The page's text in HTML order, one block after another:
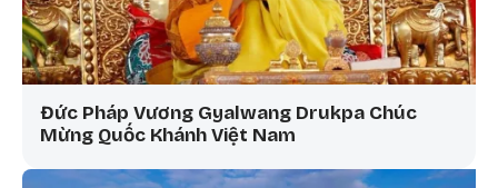
Đức Pháp Vương Gyalwang Drukpa Chúc
Mừng Quốc Khánh Việt Nam